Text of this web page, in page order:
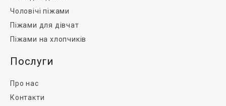
Чоловічі піжами
Піжами для дівчат
Піжами на хлопчиків
Послуги
Про нас
Контакти